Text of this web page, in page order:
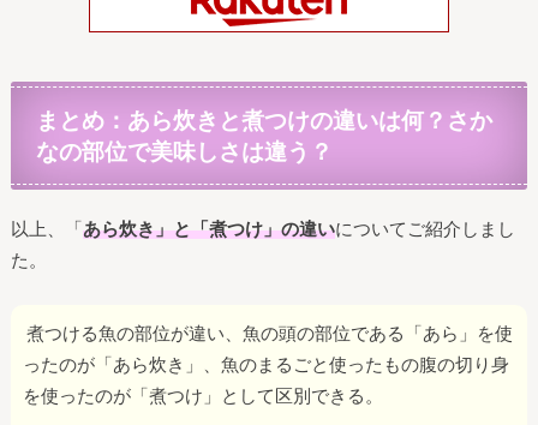
まとめ：あら炊きと煮つけの違いは何？さか
なの部位で美味しさは違う？
以上、「あら炊き」と「煮つけ」の違いについてご紹介しまし
た。
煮つける魚の部位が違い、魚の頭の部位である「あら」を使
ったのが「あら炊き」、魚のまるごと使ったもの腹の切り身
を使ったのが「煮つけ」として区別できる。